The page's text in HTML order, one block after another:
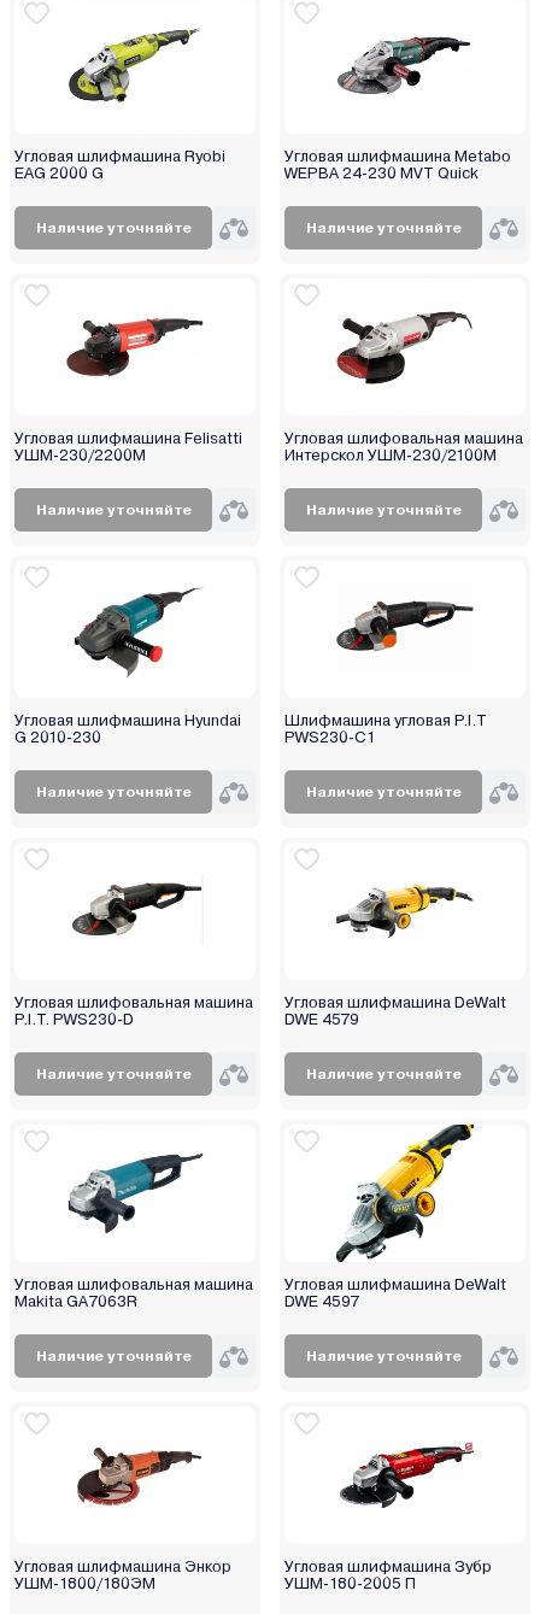
GreenWorks (Гринворкс)
Hammer
Handtek
Hikoki
Hiper
Hitachi
Jadever
JCB
Katana Japan
KLECO
Kress
Maktec
Max-pro
Metabo
Milwaukee
Newton
Nexttool
Oasis
P.I.T.
Partisan
Procraft
Profipower
RODEO
RÖGEL
Ryobi
Shtenli
Skil
Stanley
Угловая шлифмашина Ryobi
EAG 2000 G
Наличие уточняйте
Угловая шлифмашина Metabo
WEPBA 24-230 MVT Quick
Наличие уточняйте
Угловая шлифмашина Felisatti
УШМ-230/2200М
Наличие уточняйте
Угловая шлифовальная машина
Интерскол УШМ-230/2100M
Наличие уточняйте
Угловая шлифмашина Hyundai
G 2010-230
Наличие уточняйте
Шлифмашина угловая P.I.T
PWS230-C1
Наличие уточняйте
Угловая шлифовальная машина
P.I.T. PWS230-D
Наличие уточняйте
Угловая шлифмашина DeWalt
DWE 4579
Наличие уточняйте
Угловая шлифовальная машина
Makita GA7063R
Наличие уточняйте
Угловая шлифмашина DeWalt
DWE 4597
Наличие уточняйте
Угловая шлифмашина Энкор
УШМ-1800/180ЭМ
Угловая шлифмашина Зубр
УШМ-180-2005 П